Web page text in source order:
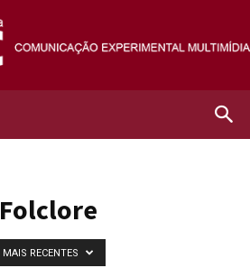
Fotec
Folclore
MAIS RECENTES